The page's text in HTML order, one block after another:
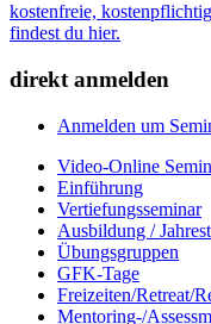
kostenfreie,
findest du hier.
direkt anmelden
Anmelden um
Video-Online
Einführung
Vertiefungsseminar
Ausbildung /
Übungsgruppen
GFK-Tage
Freizeiten/Retreat/
Mentoring-/